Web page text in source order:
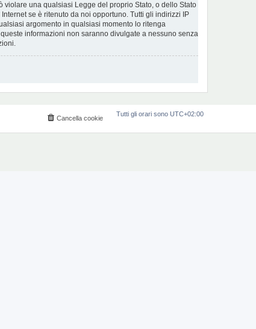
una qualsiasi Legge del proprio Stato, o dello Stato
se è ritenuto da noi opportuno. Tutti gli indirizzi IP
argomento in qualsiasi momento lo ritenga
informazioni non saranno divulgate a nessuno senza
Tutti gli orari sono UTC+02:00
Cancella cookie